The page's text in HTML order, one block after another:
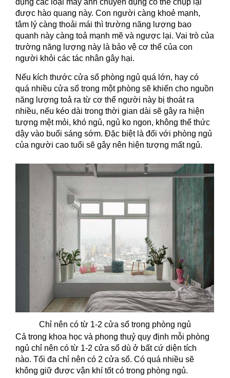
dụng các loại máy ảnh chuyên dụng có thể chụp lại
được hào quang này. Con người càng khoẻ mạnh,
tâm lý càng thoải mái thì trường năng lượng bao
quanh này càng toả mạnh mẽ và ngược lại. Vai trò của
trường năng lượng này là bảo vệ cơ thể của con
người khỏi các tác nhân gây hại.
Nếu kích thước cửa sổ phòng ngủ quá lớn, hay có
quá nhiều cửa sổ trong một phòng sẽ khiến cho nguồn
năng lượng toả ra từ cơ thể người này bị thoát ra
nhiều, nếu kéo dài trong thời gian dài sẽ gây ra hiện
tượng mệt mỏi, khó ngủ, ngủ ko ngon, không thể thức
dậy vào buổi sáng sớm. Đặc biệt là đối với phòng ngủ
của người cao tuổi sẽ gây nên hiện tượng mất ngủ.
Chỉ nên có từ 1-2 cửa sổ trong phòng ngủ
Cả trong khoa học và phong thuỷ quy định mỗi phòng
ngủ chỉ nên có từ 1-2 cửa sổ dù ở bất cứ diện tích
nào. Tối đa chỉ nên có 2 cửa sổ. Có quá nhiều sẽ
không giữ được vận khí tốt có trong phòng ngủ.